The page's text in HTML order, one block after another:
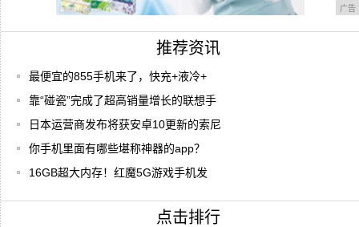
广告
推荐资讯
最便宜的855手机来了，快充+液冷+
靠“碰瓷”完成了超高销量增长的联想手
日本运营商发布将获安卓10更新的索尼
你手机里面有哪些堪称神器的app？
16GB超大内存！红魔5G游戏手机发
点击排行